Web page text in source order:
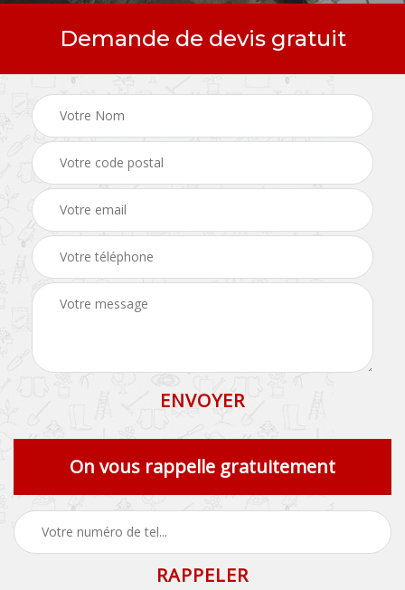
Demande de devis gratuit
On vous rappelle gratuitement